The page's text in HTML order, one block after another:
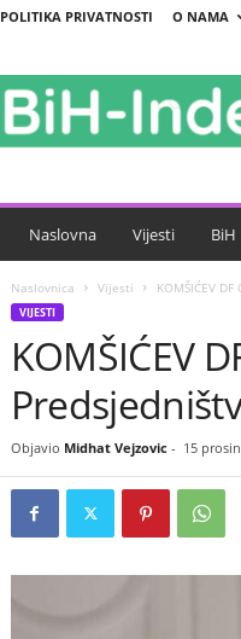
POLITIKA PRIVATNOSTI O NAMA
Naslovna Vijesti BiH
Naslovnica Vijesti KOMŠIĆEV
VIJESTI
KOMŠIĆEV
Objavio Midhat Vejzovic- 15